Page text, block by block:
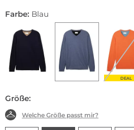
Farbe: Blau
DEAL
Größe:
Welche Größe passt mir?